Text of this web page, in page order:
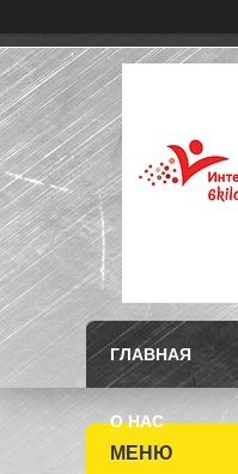
ГЛАВНАЯ
О НАС